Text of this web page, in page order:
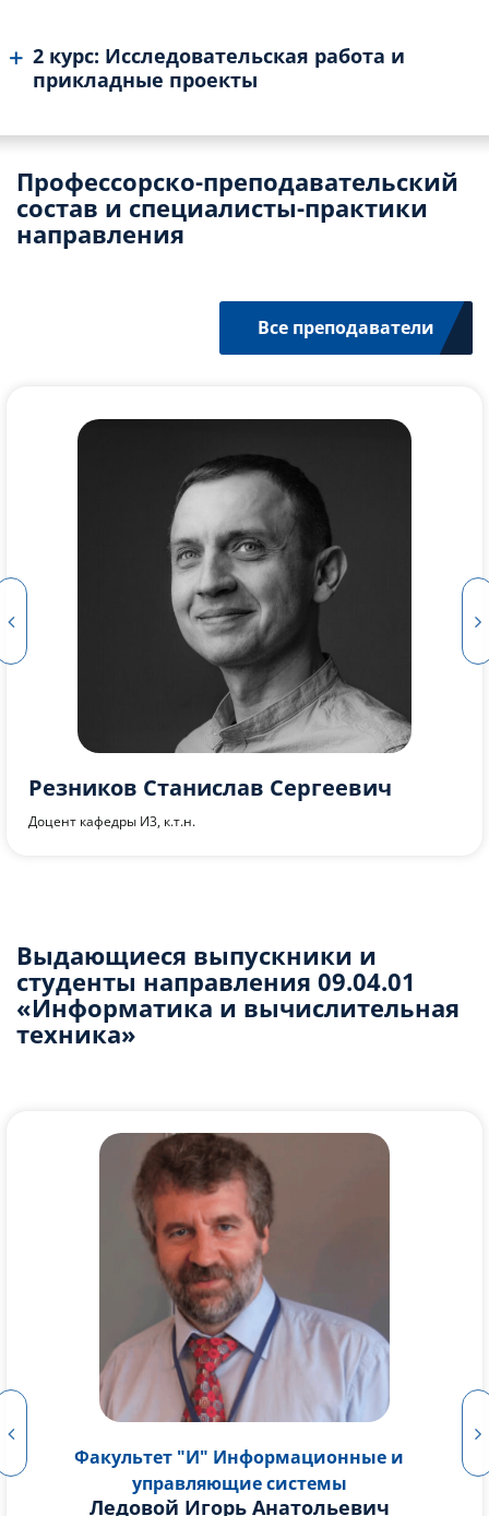
2 курс: Исследовательская работа и
прикладные проекты
Профессорско-преподавательский
состав и специалисты-практики
направления
Все преподаватели
Осинская Екатерина Анатольевна
Ассистент кафедры И3
Выдающиеся выпускники и
студенты направления 09.04.01
«Информатика и вычислительная
техника»
Факультет "И" Информационные и
управляющие системы
Ипатов Олег Сергеевич